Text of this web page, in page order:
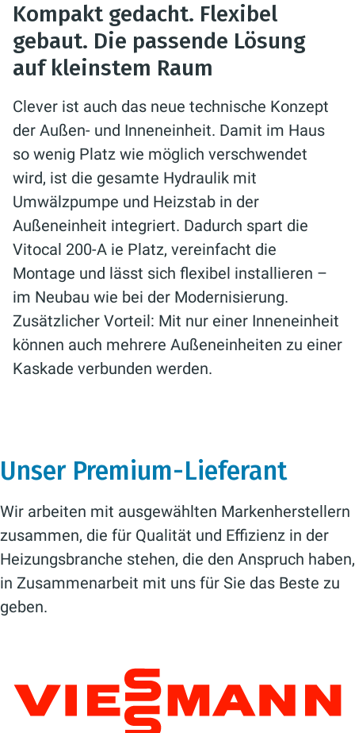
Kompakt gedacht. Flexibel
gebaut. Die passende Lösung
auf kleinstem Raum
Clever ist auch das neue technische Konzept
der Außen- und Inneneinheit. Damit im Haus
so wenig Platz wie möglich verschwendet
wird, ist die gesamte Hydraulik mit
Umwälzpumpe und Heizstab in der
Außeneinheit integriert. Dadurch spart die
Vitocal 200-A ie Platz, vereinfacht die
Montage und lässt sich flexibel installieren –
im Neubau wie bei der Modernisierung.
Zusätzlicher Vorteil: Mit nur einer Inneneinheit
können auch mehrere Außeneinheiten zu einer
Kaskade verbunden werden.
Unser Premium-Lieferant
Wir arbeiten mit ausgewählten Markenherstellern
zusammen, die für Qualität und Effizienz in der
Heizungsbranche stehen, die den Anspruch haben,
in Zusammenarbeit mit uns für Sie das Beste zu
geben.